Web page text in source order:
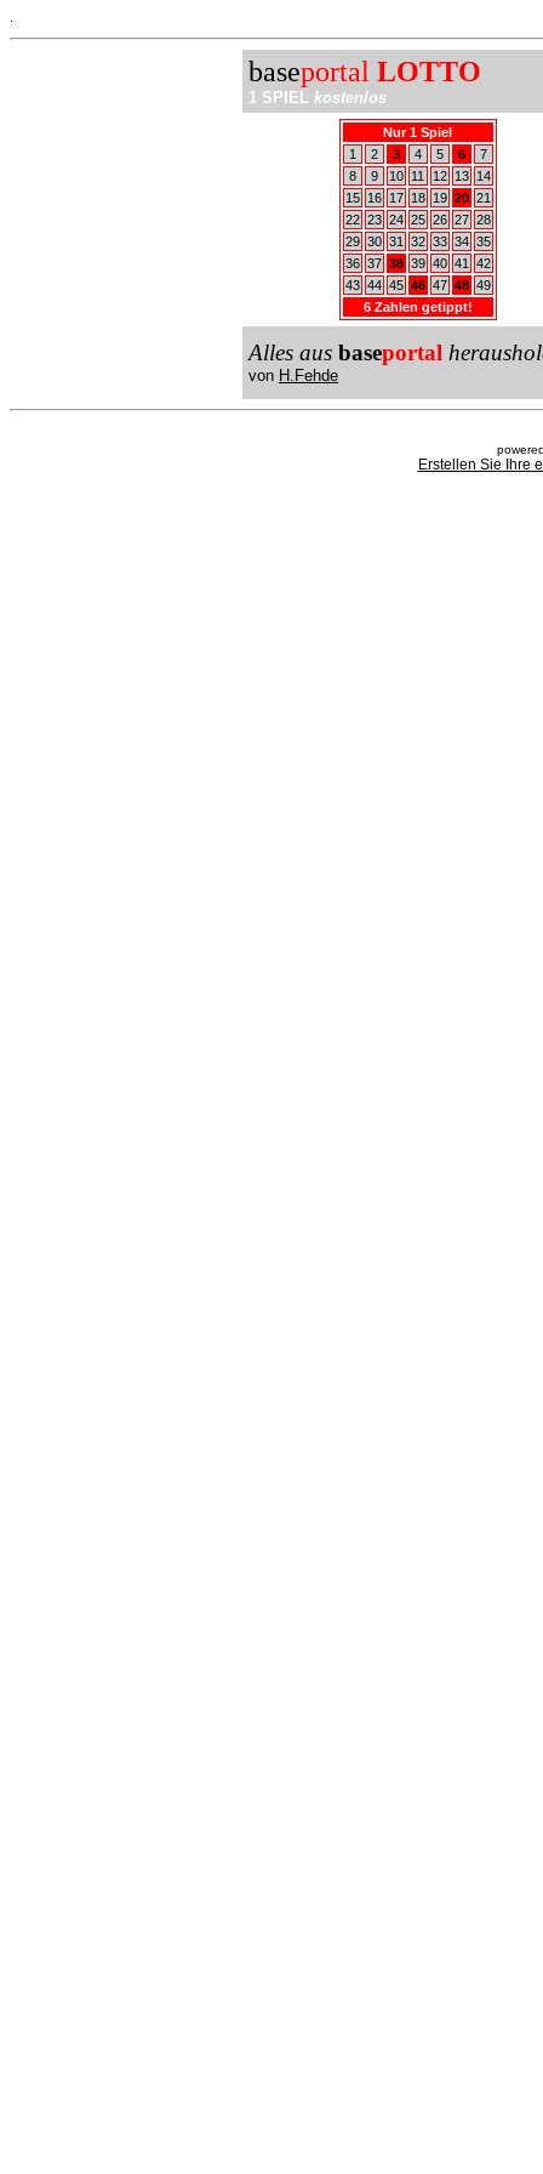
baseportal LOTTO
1 SPIEL kostenlos
Nur 1 Spiel
1
2 3 4 5 6
7
8
9 10 11 12 13
14
15
16 17 18 19 20 21
22 23 24 25 26 27 28
29 30 31 32 33 34 35
36 37 38 39 40 41
42
43 44 45 46 47 48 49
6 Zahlen getippt!
Alles aus baseportal
von H.Fehde
Erstellen Sie Ihre